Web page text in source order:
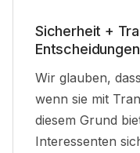
Sicherheit +
Entscheidungen
Wir glauben,
wenn sie mit
diesem Grund
Interessenten